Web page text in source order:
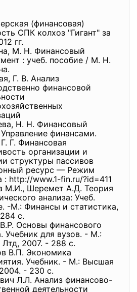
(финансовая)
СПК колхоз "Гигант" за
гг.
М. Н. Финансовый
: учеб. пособие / М. Н.
Г. В. Анализ
финансовой
Н. Н. Финансовый
финансами.
Г. Финансовая
организации и
структуры пассивов
ресурс — Режим
: http://www.1-fin.ru/?id=411
М.И., Шеремет А.Д. Теория
анализа: Учеб.
-М.: Финансы и статистика,
с.
Основы финансового
Учебник для вузов. - М.:
Лтд, 2007. - 288 с.
В.П. Экономика
Учебник. - М.: Высшая
- 230 с.
Л.Л. Анализ финансово-
деятельности